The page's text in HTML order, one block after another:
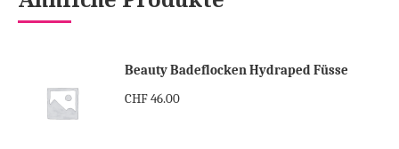
Beauty Badeflocken Hydraped Füsse
CHF46.00